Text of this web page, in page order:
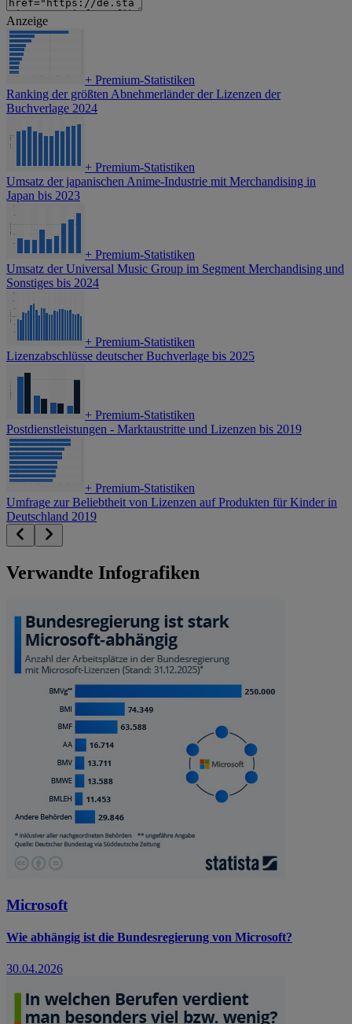
Anzeige
+ Premium-Statistiken
Ranking der größten Abnehmerländer der Lizenzen der
Buchverlage 2024
+ Premium-Statistiken
Umsatz der japanischen Anime-Industrie mit Merchandising in
Japan bis 2023
+ Premium-Statistiken
Umsatz der Universal Music Group im Segment Merchandising und
Sonstiges bis 2024
+ Premium-Statistiken
Lizenzabschlüsse deutscher Buchverlage bis 2025
+ Premium-Statistiken
Postdienstleistungen - Marktaustritte und Lizenzen bis 2019
+ Premium-Statistiken
Umfrage zur Beliebtheit von Lizenzen auf Produkten für Kinder in
Deutschland 2019
Verwandte Infografiken
Microsoft
Wie abhängig ist die Bundesregierung von Microsoft?
30.04.2026